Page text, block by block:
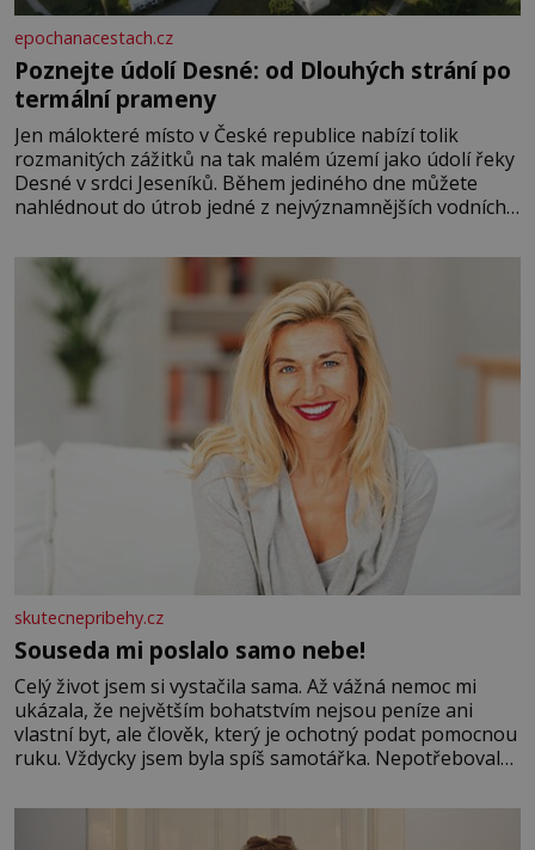
epochanacestach.cz
Poznejte údolí Desné: od Dlouhých strání po
termální prameny
Jen málokteré místo v České republice nabízí tolik
rozmanitých zážitků na tak malém území jako údolí řeky
Desné v srdci Jeseníků. Během jediného dne můžete
nahlédnout do útrob jedné z nejvýznamnějších vodních
se na koloběžce a den zakončit poznáváním památek ve
Velkých Losinách nebo v termálním
skutecnepribehy.cz
Souseda mi poslalo samo nebe!
Celý život jsem si vystačila sama. Až vážná nemoc mi
ukázala, že největším bohatstvím nejsou peníze ani
vlastní byt, ale člověk, který je ochotný podat pomocnou
ruku. Vždycky jsem byla spíš samotářka. Nepotřebovala
mi knihy, práce a hlavně klid. Hned po studiích jsem